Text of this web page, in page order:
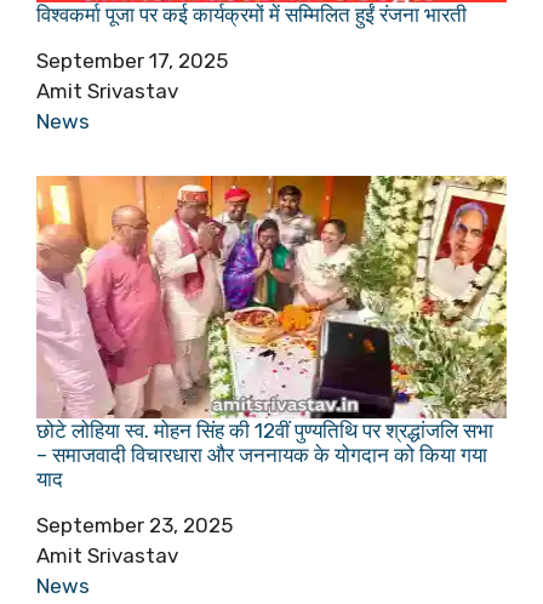
विश्वकर्मा पूजा पर कई कार्यक्रमों में सम्मिलित हुईं रंजना भारती
Date
September 17, 2025
Author
Amit Srivastav
In relation to
News
छोटे लोहिया स्व. मोहन सिंह की 12वीं पुण्यतिथि पर श्रद्धांजलि सभा
– समाजवादी विचारधारा और जननायक के योगदान को किया गया
याद
Date
September 23, 2025
Author
Amit Srivastav
In relation to
News